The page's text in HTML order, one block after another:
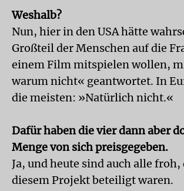
Weshalb?
Nun, hier in den USA hätte
Großteil der Menschen auf die
einem Film mitspielen wollen,
warum nicht« geantwortet. In
die meisten: »Natürlich nicht.«
Dafür haben die vier dann aber
Menge von sich preisgegeben.
Ja, und heute sind auch alle froh,
diesem Projekt beteiligt waren.